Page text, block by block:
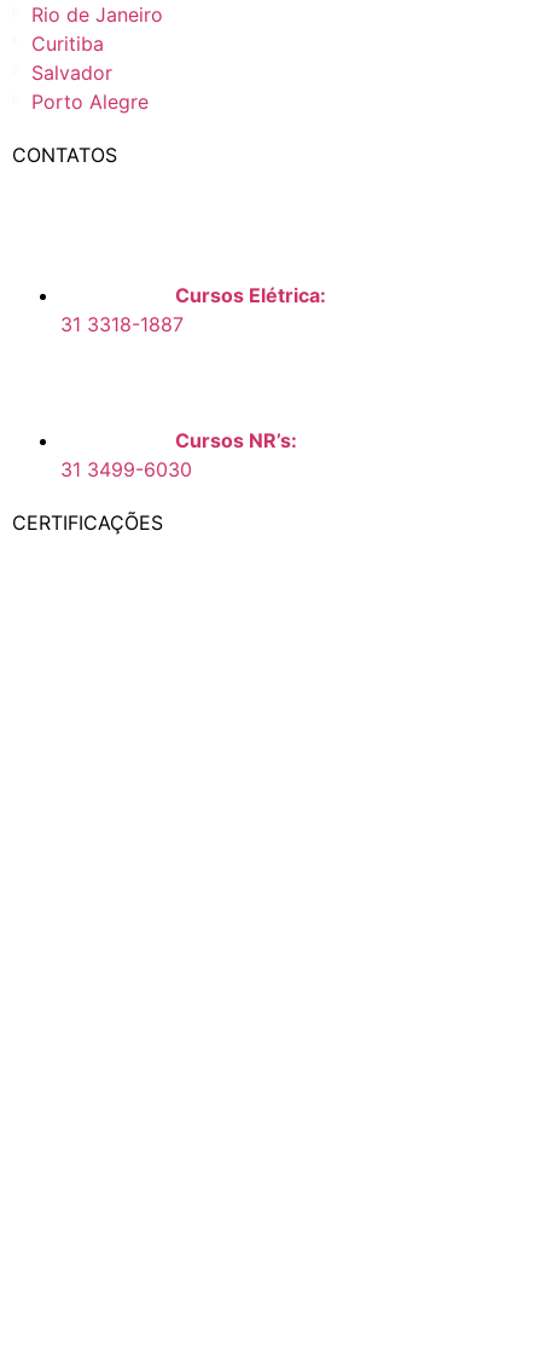
Rio de Janeiro
Curitiba
Salvador
Porto Alegre
CONTATOS
Cursos Elétrica:
31 3318-1887
Cursos NR’s:
31 3499-6030
CERTIFICAÇÕES